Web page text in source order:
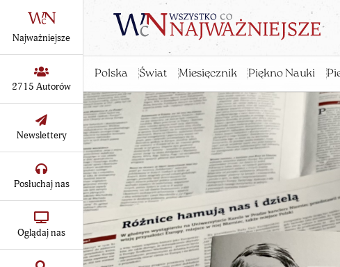
Polska Świat Miesięcznik Piękno Nauki
Najważniejsze
2715 Autorów
Newslettery
Posłuchaj nas
Oglądaj nas